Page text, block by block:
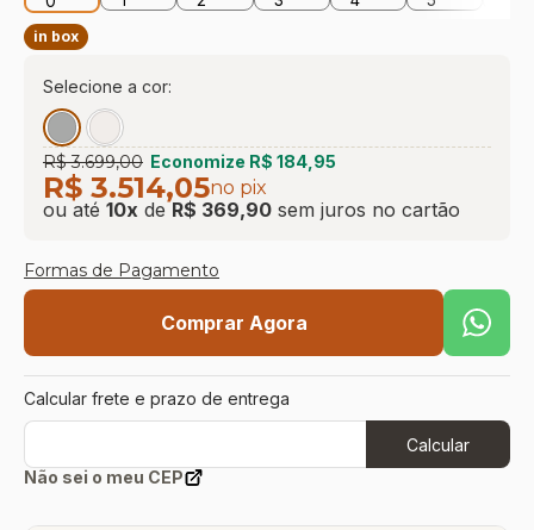
in box
Selecione a cor:
R$ 3.699,00 Economize R$ 184,95
R$ 3.514,05no pix
ou até 10x de R$ 369,90 sem juros no cartão
Formas de Pagamento
Comprar Agora
Calcular frete e prazo de entrega
Calcular
Não sei o meu CEP
7º
conjuntos
8º
baú
sevilha
º prisma